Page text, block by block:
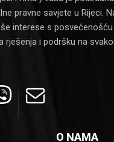
pravne savjete u Rijeci.
interese s
rješenja i podršku na
O NAMA